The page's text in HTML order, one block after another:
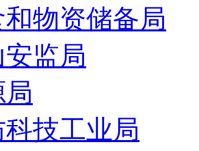
物资储备局
监局
科技工业局